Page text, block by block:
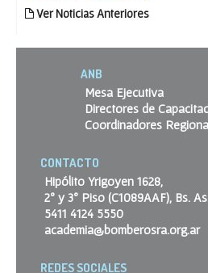
Ver Noticias Anteriores
ANB
Mesa Ejecutiva
Directores de
Coordinadores
CONTACTO
Hipólito Yrigoyen 1628,
2º y 3º Piso (C1089AAF), Bs.
5411 4124 5550
academia@bomberosra.org.ar
REDES SOCIALES